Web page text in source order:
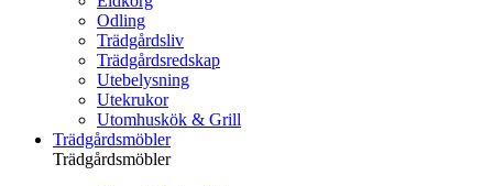
Odling
Trädgårdsliv
Trädgårdsredskap
Utebelysning
Utekrukor
Utomhuskök & Grill
Trädgårdsmöbler
Trädgårdsmöbler